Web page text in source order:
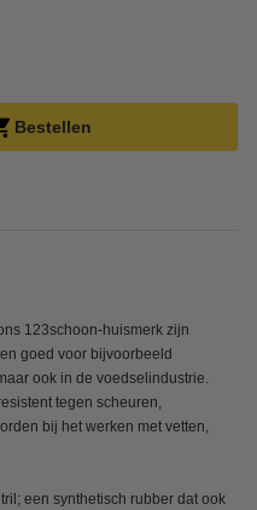
Bestellen
123schoon-huismerk zijn
goed voor bijvoorbeeld
ook in de voedselindustrie.
tegen scheuren,
bij het werken met vetten,
een synthetisch rubber dat ook